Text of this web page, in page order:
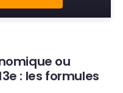
ou
: les formules